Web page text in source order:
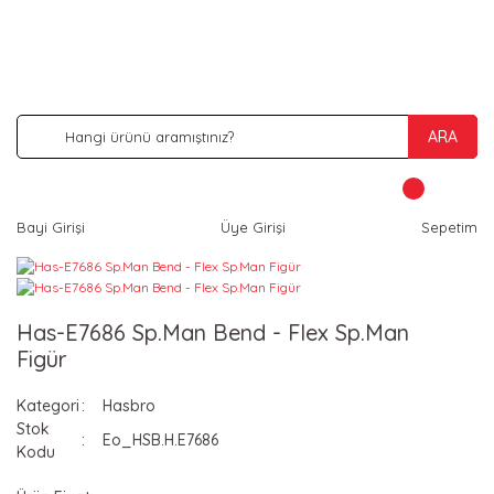
ARA
Bayi Girişi Üye Girişi Sepetim
Has-E7686 Sp.Man Bend - Flex Sp.Man
Figür
Kategori
Hasbro
Stok
Kodu
Eo_HSB.H.E7686